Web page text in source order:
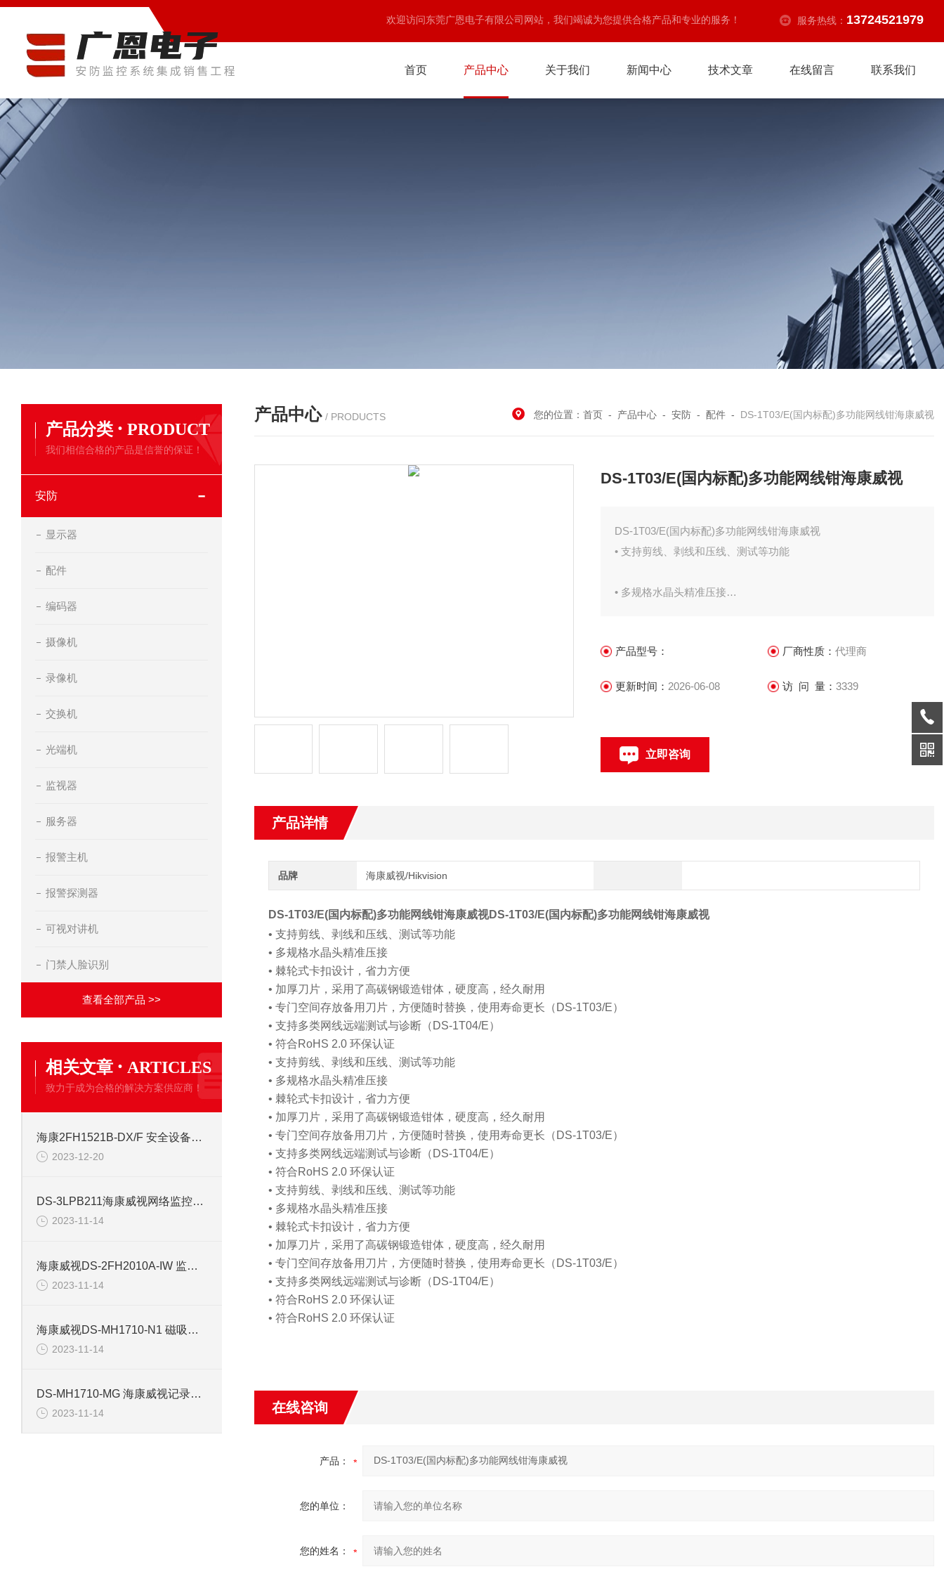
欢迎访问东莞广恩电子有限公司网站，我们竭诚为您提供合格产品和专业的服务！ 服务热线： 13724521979
首页 产品中心 关于我们 新闻中心 技术文章 在线留言 联系我们
产品分类 · PRODUCT
我们相信合格的产品是信誉的保证！
安防
显示器
配件
编码器
摄像机
录像机
交换机
光端机
监视器
服务器
报警主机
报警探测器
可视对讲机
门禁人脸识别
查看全部产品 >>
相关文章 · ARTICLES
致力于成为合格的解决方案供应商！
海康2FH1521B-DX/F 安全设备配件安防
2023-12-20
DS-3LPB211海康威视网络监控安防配件
2023-11-14
海康威视DS-2FH2010A-IW 监控摄像机配件
2023-11-14
海康威视DS-MH1710-N1 磁吸背夹记录仪配件
2023-11-14
DS-MH1710-MG 海康威视记录仪磁吸背夹配件
2023-11-14
产品中心 / PRODUCTS 您的位置： 首页 - 产品中心 - 安防 - 配件 - DS-1T03/E(国内标配)多功能网线钳海康威视
DS-1T03/E(国内标配)多功能网线钳海康威视
DS-1T03/E(国内标配)多功能网线钳海康威视
• 支持剪线、剥线和压线、测试等功能
• 多规格水晶头精准压接
1T03/E）
• 支持多类网线远端测试与诊断（DS-1T04/E）
产品型号： 厂商性质： 代理商
更新时间： 2026-06-08 访 问 量： 3339
立即咨询
产品详情
品牌 海康威视/Hikvision
DS-1T03/E(国内标配)多功能网线钳海康威视DS-1T03/E(国内标配)多功能网线钳海康威视
• 支持剪线、剥线和压线、测试等功能
• 多规格水晶头精准压接
• 棘轮式卡扣设计，省力方便
• 加厚刀片，采用了高碳钢锻造钳体，硬度高，经久耐用
• 专门空间存放备用刀片，方便随时替换，使用寿命更长（DS-1T03/E）
• 支持多类网线远端测试与诊断（DS-1T04/E）
• 符合RoHS 2.0 环保认证
• 支持剪线、剥线和压线、测试等功能
• 多规格水晶头精准压接
• 棘轮式卡扣设计，省力方便
• 加厚刀片，采用了高碳钢锻造钳体，硬度高，经久耐用
• 专门空间存放备用刀片，方便随时替换，使用寿命更长（DS-1T03/E）
• 支持多类网线远端测试与诊断（DS-1T04/E）
• 符合RoHS 2.0 环保认证
• 支持剪线、剥线和压线、测试等功能
• 多规格水晶头精准压接
• 棘轮式卡扣设计，省力方便
• 加厚刀片，采用了高碳钢锻造钳体，硬度高，经久耐用
• 专门空间存放备用刀片，方便随时替换，使用寿命更长（DS-1T03/E）
• 支持多类网线远端测试与诊断（DS-1T04/E）
• 符合RoHS 2.0 环保认证
• 符合RoHS 2.0 环保认证
在线咨询
产品：
您的单位：
您的姓名：